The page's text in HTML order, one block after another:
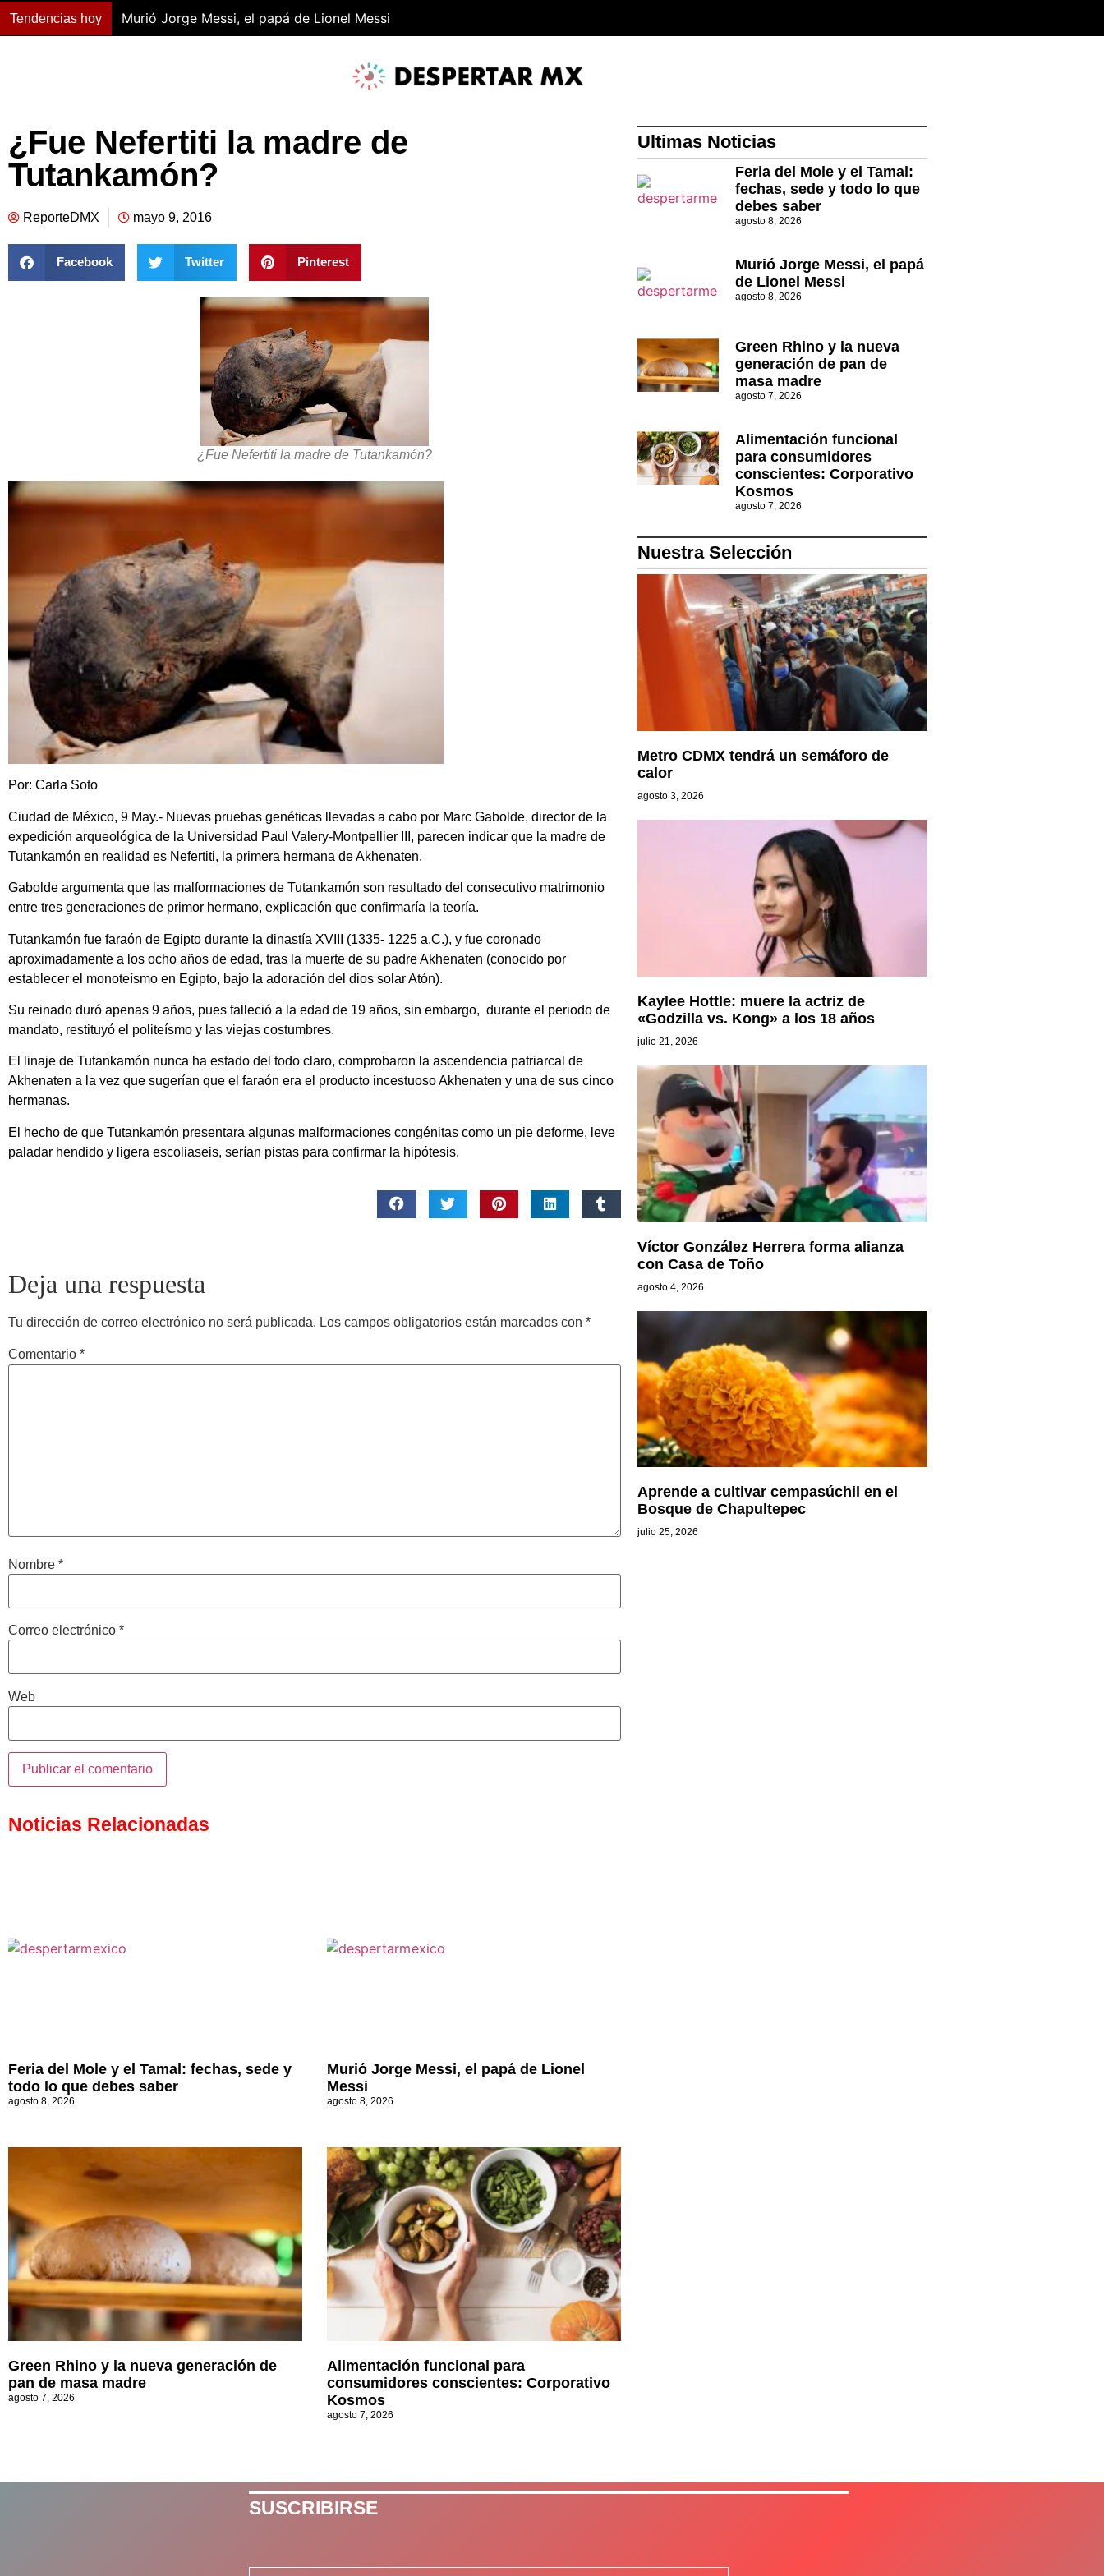
Tendencias hoy Murió Jorge Messi, el papá de Lionel Messi
¿Fue Nefertiti la madre de
Tutankamón?
ReporteDMX mayo 9, 2016
Facebook Twitter Pinterest
¿Fue Nefertiti la madre de Tutankamón?
Por: Carla Soto
Ciudad de México, 9 May.- Nuevas pruebas genéticas llevadas a cabo por Marc Gabolde, director de la
expedición arqueológica de la Universidad Paul Valery-Montpellier III, parecen indicar que la madre de
Tutankamón en realidad es Nefertiti, la primera hermana de Akhenaten.
Gabolde argumenta que las malformaciones de Tutankamón son resultado del consecutivo matrimonio
entre tres generaciones de primor hermano, explicación que confirmaría la teoría.
Tutankamón fue faraón de Egipto durante la dinastía XVIII (1335- 1225 a.C.), y fue coronado
aproximadamente a los ocho años de edad, tras la muerte de su padre Akhenaten (conocido por
establecer el monoteísmo en Egipto, bajo la adoración del dios solar Atón).
Su reinado duró apenas 9 años, pues falleció a la edad de 19 años, sin embargo, durante el periodo de
mandato, restituyó el politeísmo y las viejas costumbres.
El linaje de Tutankamón nunca ha estado del todo claro, comprobaron la ascendencia patriarcal de
Akhenaten a la vez que sugerían que el faraón era el producto incestuoso Akhenaten y una de sus cinco
hermanas.
El hecho de que Tutankamón presentara algunas malformaciones congénitas como un pie deforme, leve
paladar hendido y ligera escoliaseis, serían pistas para confirmar la hipótesis.
Deja una respuesta
Tu dirección de correo electrónico no será publicada. Los campos obligatorios están marcados con *
Comentario *
Nombre *
Correo electrónico *
Web
Noticias Relacionadas
Feria del Mole y el Tamal: fechas, sede y
todo lo que debes saber
agosto 8, 2026
Murió Jorge Messi, el papá de Lionel
Messi
agosto 8, 2026
Green Rhino y la nueva generación de
pan de masa madre
agosto 7, 2026
Alimentación funcional para
consumidores conscientes: Corporativo
Kosmos
agosto 7, 2026
Ultimas Noticias
Feria del Mole y el Tamal:
fechas, sede y todo lo que
debes saber
agosto 8, 2026
Murió Jorge Messi, el papá
de Lionel Messi
agosto 8, 2026
Green Rhino y la nueva
generación de pan de
masa madre
agosto 7, 2026
Alimentación funcional
para consumidores
conscientes: Corporativo
Kosmos
agosto 7, 2026
Nuestra Selección
Metro CDMX tendrá un semáforo de
calor
agosto 3, 2026
Kaylee Hottle: muere la actriz de
«Godzilla vs. Kong» a los 18 años
julio 21, 2026
Víctor González Herrera forma alianza
con Casa de Toño
agosto 4, 2026
Aprende a cultivar cempasúchil en el
Bosque de Chapultepec
julio 25, 2026
SUSCRIBIRSE